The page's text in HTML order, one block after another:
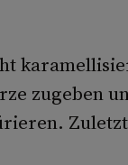
zugeben